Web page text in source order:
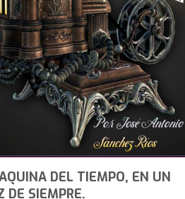
DEL TIEMPO, EN UN
DE SIEMPRE.